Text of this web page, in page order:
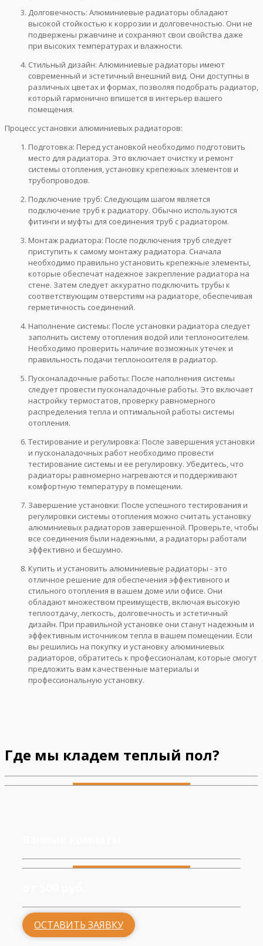
Долговечность: Алюминиевые радиаторы обладают
высокой стойкостью к коррозии и долговечностью. Они не
подвержены ржавчине и сохраняют свои свойства даже
при высоких температурах и влажности.
Стильный дизайн: Алюминиевые радиаторы имеют
современный и эстетичный внешний вид. Они доступны в
различных цветах и формах, позволяя подобрать радиатор,
который гармонично впишется в интерьер вашего
помещения.
Процесс установки алюминиевых радиаторов:
Подготовка: Перед установкой необходимо подготовить
место для радиатора. Это включает очистку и ремонт
системы отопления, установку крепежных элементов и
трубопроводов.
Подключение труб: Следующим шагом является
подключение труб к радиатору. Обычно используются
фитинги и муфты для соединения труб с радиатором.
Монтаж радиатора: После подключения труб следует
приступить к самому монтажу радиатора. Сначала
необходимо правильно установить крепежные элементы,
которые обеспечат надежное закрепление радиатора на
стене. Затем следует аккуратно подключить трубы к
соответствующим отверстиям на радиаторе, обеспечивая
герметичность соединений.
Наполнение системы: После установки радиатора следует
заполнить систему отопления водой или теплоносителем.
Необходимо проверить наличие возможных утечек и
правильность подачи теплоносителя в радиатор.
Пусконаладочные работы: После наполнения системы
следует провести пусконаладочные работы. Это включает
настройку термостатов, проверку равномерного
распределения тепла и оптимальной работы системы
отопления.
Тестирование и регулировка: После завершения установки
и пусконаладочных работ необходимо провести
тестирование системы и ее регулировку. Убедитесь, что
радиаторы равномерно нагреваются и поддерживают
комфортную температуру в помещении.
Завершение установки: После успешного тестирования и
регулировки системы отопления можно считать установку
алюминиевых радиаторов завершенной. Проверьте, чтобы
все соединения были надежными, а радиаторы работали
эффективно и бесшумно.
Купить и установить алюминиевые радиаторы - это
отличное решение для обеспечения эффективного и
стильного отопления в вашем доме или офисе. Они
обладают множеством преимуществ, включая высокую
теплоотдачу, легкость, долговечность и эстетичный
дизайн. При правильной установке они станут надежным и
эффективным источником тепла в вашем помещении. Если
вы решились на покупку и установку алюминиевых
радиаторов, обратитесь к профессионалам, которые смогут
предложить вам качественные материалы и
профессиональную установку.
Где мы кладем теплый пол?
ОСТАВИТЬ ЗАЯВКУ